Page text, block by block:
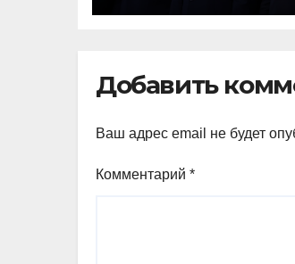
Добавить
Ваш адрес email не будет
Комментарий *